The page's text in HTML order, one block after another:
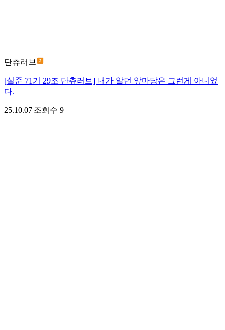
단츄러브
[실준 71기 29조 단츄러브] 내가 알던 앞마당은 그런게 아니었
다.
25.10.07|조회수 9